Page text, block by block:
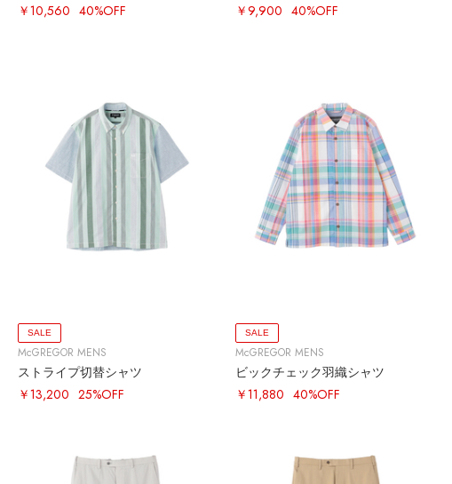
￥10,560 40%OFF ￥9,900 40%OFF
SALE
McGREGOR MENS
ストライプ切替シャツ
￥13,200 25%OFF
SALE
McGREGOR MENS
ビックチェック羽織シャツ
￥11,880 40%OFF